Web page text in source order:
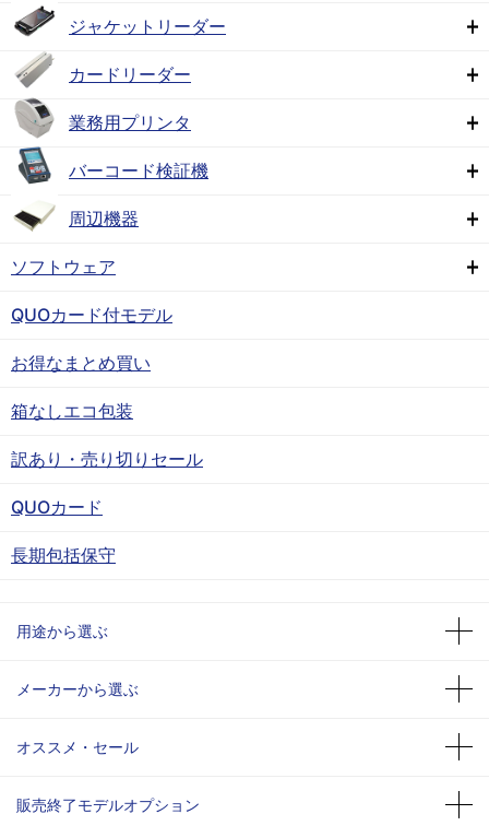
ジャケットリーダー
カードリーダー
業務用プリンタ
バーコード検証機
周辺機器
ソフトウェア
QUOカード付モデル
お得なまとめ買い
箱なしエコ包装
訳あり・売り切りセール
QUOカード
長期包括保守
用途から選ぶ
メーカーから選ぶ
オススメ・セール
販売終了モデルオプション